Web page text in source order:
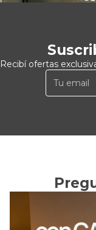
Recibí ofertas